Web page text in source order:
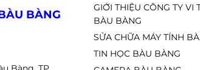
Light
: Giảm nhấp nháy và ánh
BÀNG
GIỚI THIỆU CÔNG TY VI
BÀU BÀNG
SỬA CHỮA MÁY TÍNH
TIN HỌC BÀU BÀNG